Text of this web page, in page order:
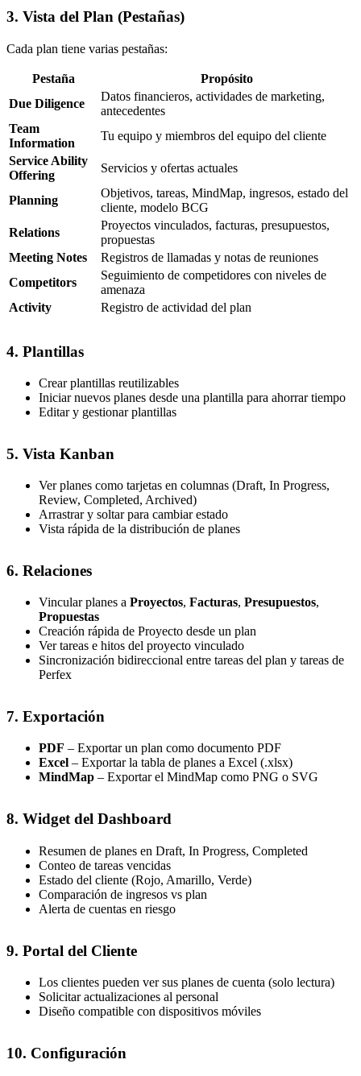
3. Vista del Plan (Pestañas)
Cada plan tiene varias pestañas:
Pestaña
Propósito
Due Diligence
Datos financieros, actividades de marketing,
antecedentes
Team
Information
Tu equipo y miembros del equipo del cliente
Service Ability
Offering
Servicios y ofertas actuales
Planning
Objetivos, tareas, MindMap, ingresos, estado del
cliente, modelo BCG
Relations
Proyectos vinculados, facturas, presupuestos,
propuestas
Meeting Notes
Registros de llamadas y notas de reuniones
Competitors
Seguimiento de competidores con niveles de
amenaza
Activity
Registro de actividad del plan
4. Plantillas
Crear plantillas reutilizables
Iniciar nuevos planes desde una plantilla para ahorrar tiempo
Editar y gestionar plantillas
5. Vista Kanban
Ver planes como tarjetas en columnas (Draft, In Progress,
Review, Completed, Archived)
Arrastrar y soltar para cambiar estado
Vista rápida de la distribución de planes
6. Relaciones
Vincular planes a Proyectos, Facturas, Presupuestos,
Propuestas
Creación rápida de Proyecto desde un plan
Ver tareas e hitos del proyecto vinculado
Sincronización bidireccional entre tareas del plan y tareas de
Perfex
7. Exportación
PDF – Exportar un plan como documento PDF
Excel – Exportar la tabla de planes a Excel (.xlsx)
MindMap – Exportar el MindMap como PNG o SVG
8. Widget del Dashboard
Resumen de planes en Draft, In Progress, Completed
Conteo de tareas vencidas
Estado del cliente (Rojo, Amarillo, Verde)
Comparación de ingresos vs plan
Alerta de cuentas en riesgo
9. Portal del Cliente
Los clientes pueden ver sus planes de cuenta (solo lectura)
Solicitar actualizaciones al personal
Diseño compatible con dispositivos móviles
10. Configuración